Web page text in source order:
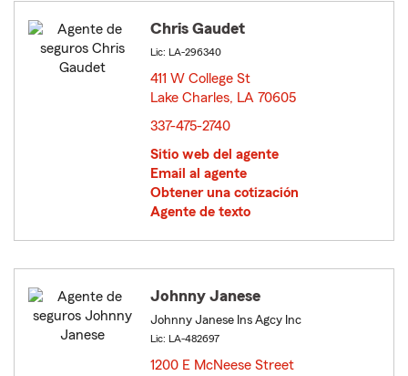
Chris Gaudet
Lic: LA-296340
411 W College St
Lake Charles, LA 70605
337-475-2740
Sitio web del agente
Email al agente
Obtener una cotización
Agente de texto
Johnny Janese
Johnny Janese Ins Agcy Inc
Lic: LA-482697
1200 E McNeese Street